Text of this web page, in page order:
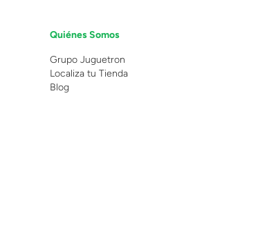
Quiénes Somos
Grupo Juguetron
Localiza tu Tienda
Blog